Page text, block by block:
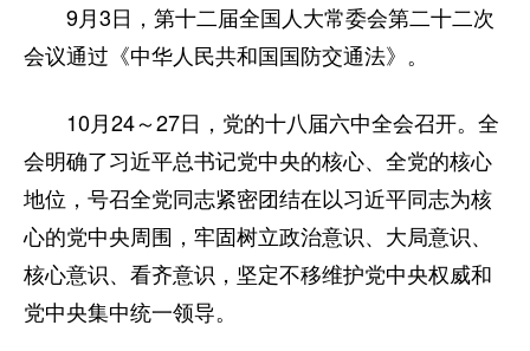
9月3日，第十二届全国人大常委会第二十二次
会议通过《中华人民共和国国防交通法》。
10月24～27日，党的十八届六中全会召开。全
会明确了习近平总书记党中央的核心、全党的核心
地位，号召全党同志紧密团结在以习近平同志为核
心的党中央周围，牢固树立政治意识、大局意识、
核心意识、看齐意识，坚定不移维护党中央权威和
党中央集中统一领导。